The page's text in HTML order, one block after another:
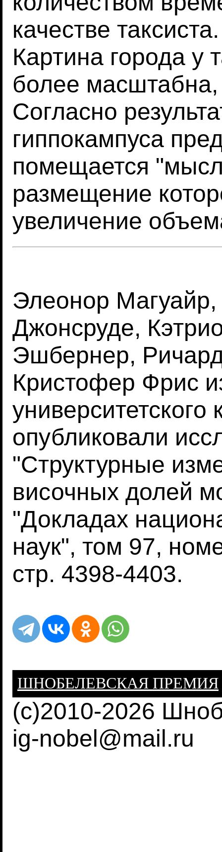
качестве
Картина города у
более
Согласно
гиппокампуса
помещается
размещение
увеличение
Элеонор
Джонсруде,
Эшбернер,
Кристофер Фрис
университетского
опубликовали
"Структурные
височных долей
"Докладах
наук", том 97,
стр. 4398-4403.
ШНОБЕЛЕВСКАЯ ПРЕМИЯ
(c)2010-2026
ig-nobel@mail.ru